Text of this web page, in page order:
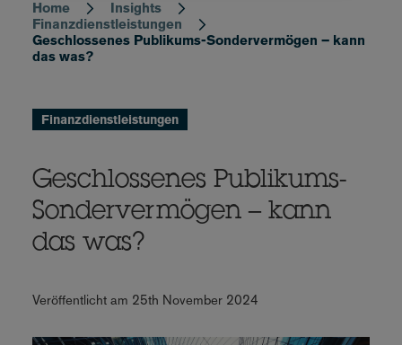
Breadcrumb
Home
Insights
Finanzdienstleistungen
Geschlossenes Publikums-Sondervermögen – kann
das was?
Finanzdienstleistungen
Geschlossenes Publikums-
Sondervermögen – kann
das was?
Veröffentlicht am 25th November 2024